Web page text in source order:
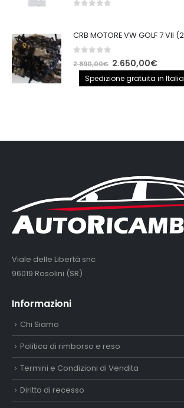
out of 5
2.890,00€ Il
prezzo
originale
2.650,00€Il
prezzo
attuale
Spedizione gratuita in Italia
Viale delle Libertà snc
96019 Rosolini (SR)
Informazioni
Chi Siamo
Politica di rimborso e reso
Termini e Condizioni di Vendita
Diritto di recesso